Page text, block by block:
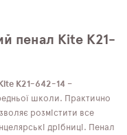
пенал Kite K21-
K21-642-14 –
школи. Практично
розмістити все
дрібниці. Пенал